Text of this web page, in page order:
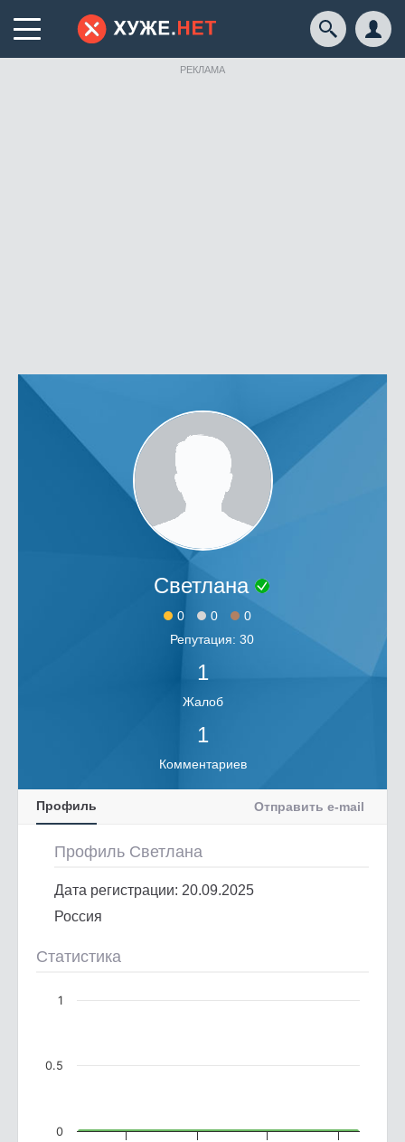
РЕКЛАМА
Светлана
0 0
0
Репутация: 30
1
Жалоб
1
Комментариев
Профиль Отправить e-mail
Профиль Светлана
Дата регистрации: 20.09.2025
Россия
Статистика
0
0.5
1